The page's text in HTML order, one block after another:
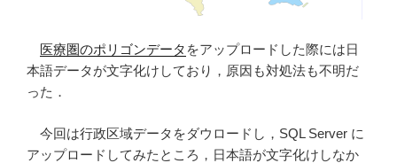
生
成
る”
の
医療圏のポリゴンデータ をアップロードした際には日
本語データが文字化けしており，原因も対処法も不明だ
った．
今回は行政区域データをダウロードし，SQL Server に
アップロードしてみたところ，日本語が文字化けしなか